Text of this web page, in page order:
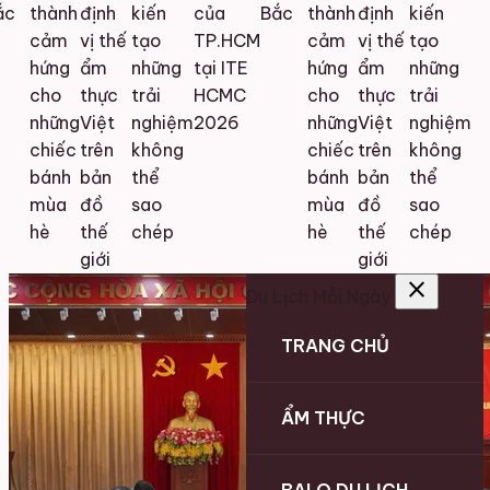
thành
cảm
hứng
cho
những
chiếc
bánh
mùa
hè
định
vị thế
ẩm
thực
Việt
trên
bản
đồ
thế
giới
kiến
tạo
những
trải
nghiệm
không
thể
sao
chép
của
TP.HCM
tại ITE
HCMC
2026
Bắc
thành
cảm
hứng
cho
những
chiếc
bánh
mùa
hè
định
vị thế
ẩm
thực
Việt
trên
bản
đồ
thế
giới
kiến
tạo
những
trải
nghiệm
không
thể
sao
chép
close
TRANG CHỦ
ẨM THỰC